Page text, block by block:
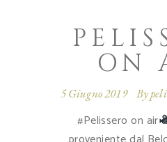
ON
5 Giugno 2019 By
#Pelissero on air